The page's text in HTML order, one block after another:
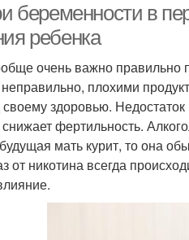
беременности в
ребенка
очень важно правильно
плохими
здоровью.
фертильность.
мать курит, то она
от никотина всегда